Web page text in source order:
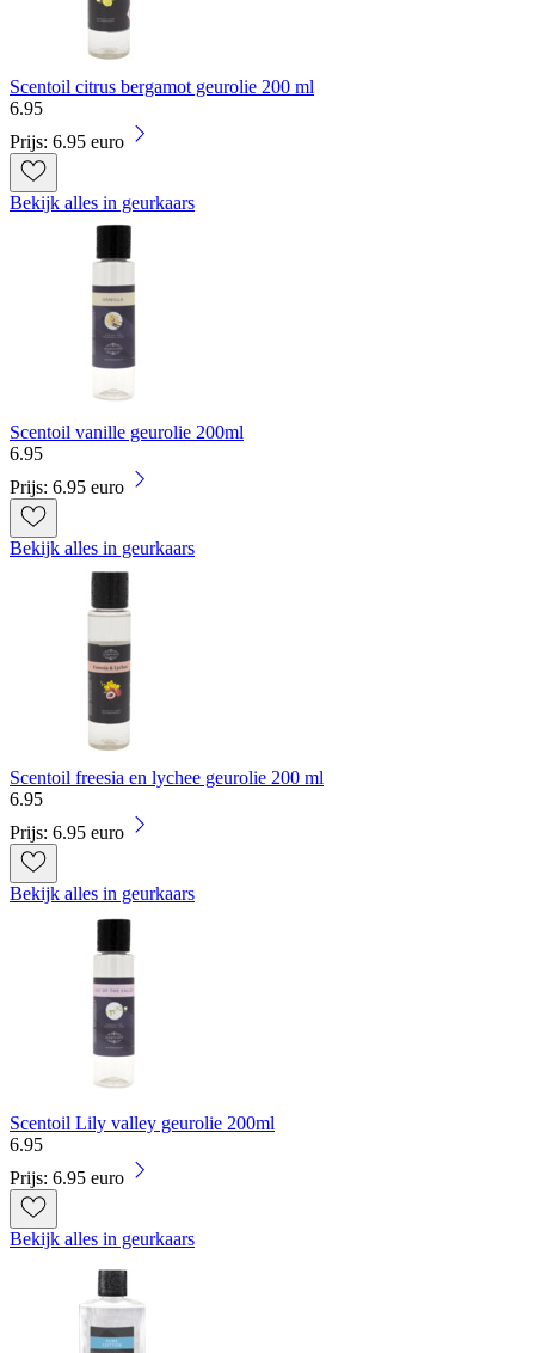
Scentoil citrus bergamot geurolie 200 ml
6.95
Prijs: 6.95 euro
Bekijk alles in geurkaars
Scentoil vanille geurolie 200ml
6.95
Prijs: 6.95 euro
Bekijk alles in geurkaars
Scentoil freesia en lychee geurolie 200 ml
6.95
Prijs: 6.95 euro
Bekijk alles in geurkaars
Scentoil Lily valley geurolie 200ml
6.95
Prijs: 6.95 euro
Bekijk alles in geurkaars